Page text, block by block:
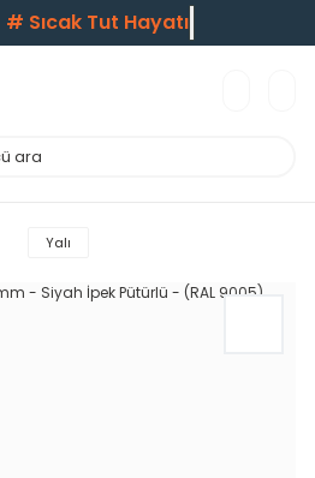
# Sıcak Tut Hayatı
Yalı